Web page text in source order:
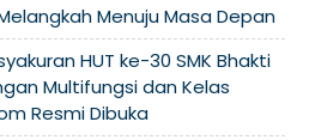
Menuju Masa Depan
HUT ke-30 SMK Bhakti
Multifungsi dan Kelas
Resmi Dibuka